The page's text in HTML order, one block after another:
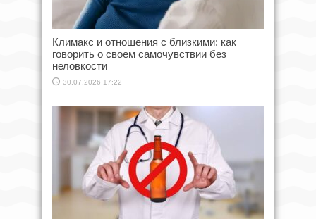
Климакс и отношения с близкими: как
говорить о своем самочувствии без
неловкости
30.07.2026 17:22